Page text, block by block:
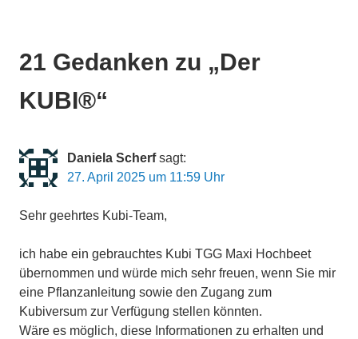
21 Gedanken zu „Der
KUBI®“
Daniela Scherf sagt:
27. April 2025 um 11:59 Uhr
Sehr geehrtes Kubi-Team,
ich habe ein gebrauchtes Kubi TGG Maxi Hochbeet
übernommen und würde mich sehr freuen, wenn Sie mir
eine Pflanzanleitung sowie den Zugang zum
Kubiversum zur Verfügung stellen könnten.
Wäre es möglich, diese Informationen zu erhalten und